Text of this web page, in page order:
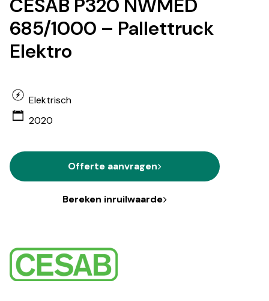
CESAB P320 NWMED
685/1000 – Pallettruck
Elektro
Elektrisch
2020
Offerte aanvragen
Bereken inruilwaarde